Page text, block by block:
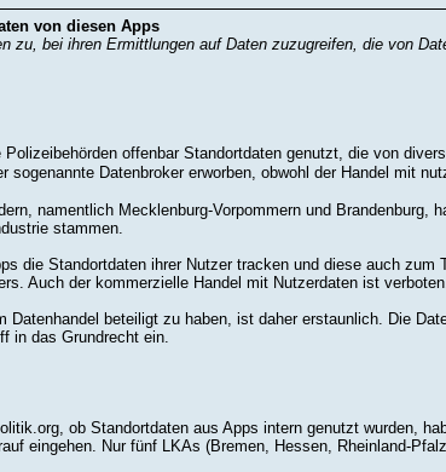
von diesen Apps
zu, bei ihren Ermittlungen auf Daten zuzugreifen, die von
Polizeibehörden offenbar Standortdaten genutzt, die von
sogenannte Datenbroker erworben, obwohl der Handel mit
namentlich Mecklenburg-Vorpommern und
stammen.
die Standortdaten ihrer Nutzer tracken und diese auch
Auch der kommerzielle Handel mit Nutzerdaten ist
Datenhandel beteiligt zu haben, ist daher erstaunlich. Die
in das Grundrecht ein.
ob Standortdaten aus Apps intern genutzt wurden,
eingehen. Nur fünf LKAs (Bremen, Hessen, Rheinland-